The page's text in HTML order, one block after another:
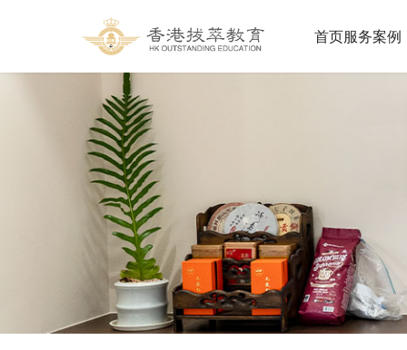
首页服务案例